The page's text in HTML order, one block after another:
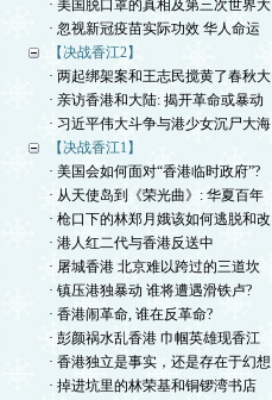
· 美国脱口罩的真相及第三次世界大
· 忽视新冠疫苗实际功效 华人命运
【决战香江2】
· 两起绑架案和王志民搅黄了春秋大
· 亲访香港和大陆: 揭开革命或暴动
· 习近平伟大斗争与港少女沉尸大海
【决战香江1】
· 美国会如何面对“香港临时政府”?
· 从天使岛到《荣光曲》: 华夏百年
· 枪口下的林郑月娥该如何逃脱和改
· 港人红二代与香港反送中
· 屠城香港 北京难以跨过的三道坎
· 镇压港独暴动 谁将遭遇滑铁卢?
· 香港闹革命, 谁在反革命?
· 彭颜祸水乱香港 巾帼英雄现香江
· 香港独立是事实，还是存在于幻想
· 掉进坑里的林荣基和铜锣湾书店